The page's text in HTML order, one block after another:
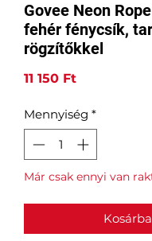
Govee Neon
fehér fénycsík,
rögzítőkkel
11 150 FtÁr
Mennyiség *
Már csak ennyi van
Kosárba